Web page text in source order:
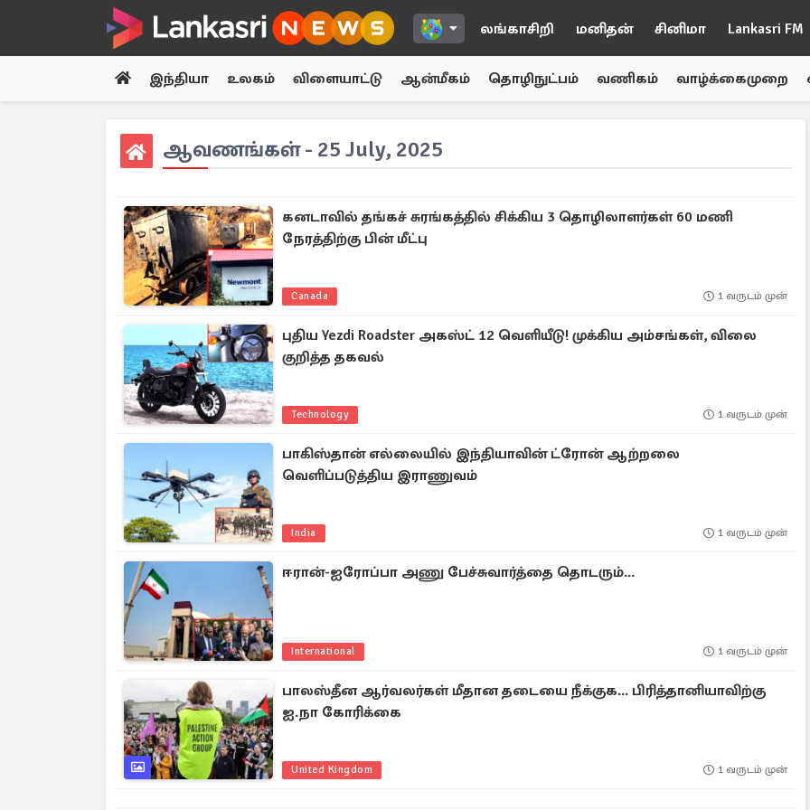
லங்காசிறி மனிதன் சினிமா Lankasri FM
இந்தியா உலகம் விளையாட்டு ஆன்மீகம் தொழிநுட்பம் வணிகம் வாழ்க்கைமுறை
ஆவணங்கள் - 25 July, 2025
கனடாவில் தங்கச் சுரங்கத்தில் சிக்கிய 3 தொழிலாளர்கள் 60 மணி
நேரத்திற்கு பின் மீட்பு
Canada 1 வருடம் முன்
புதிய Yezdi Roadster அகஸ்ட் 12 வெளியீடு! முக்கிய அம்சங்கள், விலை
குறித்த தகவல்
Technology 1 வருடம் முன்
பாகிஸ்தான் எல்லையில் இந்தியாவின் ட்ரோன் ஆற்றலை
வெளிப்படுத்திய இராணுவம்
India 1 வருடம் முன்
ஈரான்-ஐரோப்பா அணு பேச்சுவார்த்தை தொடரும்...
International 1 வருடம் முன்
பாலஸ்தீன ஆர்வலர்கள் மீதான தடையை நீக்குக... பிரித்தானியாவிற்கு
ஐ.நா கோரிக்கை
United Kingdom 1 வருடம் முன்